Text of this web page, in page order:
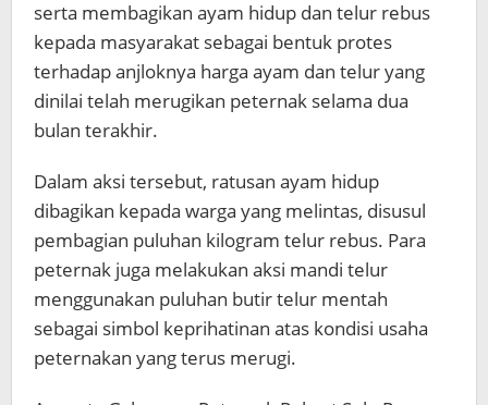
serta membagikan ayam hidup dan telur rebus
kepada masyarakat sebagai bentuk protes
terhadap anjloknya harga ayam dan telur yang
dinilai telah merugikan peternak selama dua
bulan terakhir.
Dalam aksi tersebut, ratusan ayam hidup
dibagikan kepada warga yang melintas, disusul
pembagian puluhan kilogram telur rebus. Para
peternak juga melakukan aksi mandi telur
menggunakan puluhan butir telur mentah
sebagai simbol keprihatinan atas kondisi usaha
peternakan yang terus merugi.